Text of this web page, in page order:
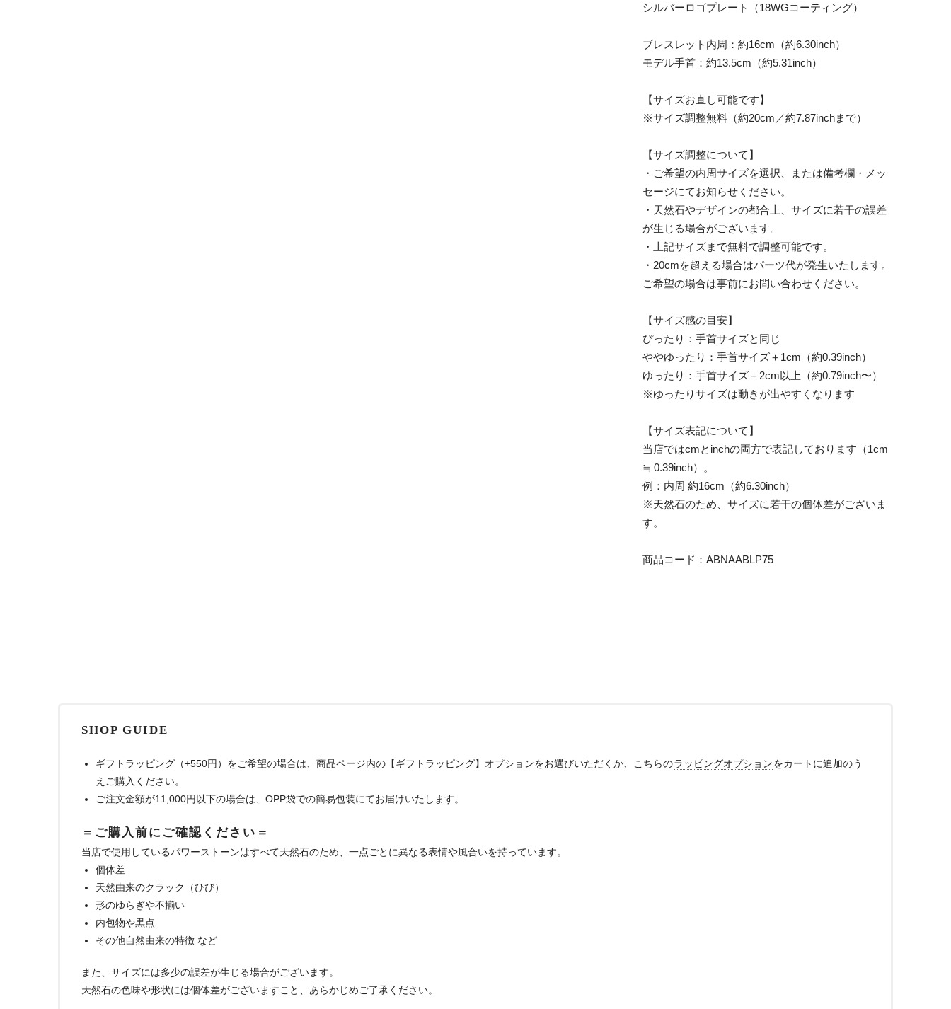
シルバーロゴプレート（18WGコーティング）
ブレスレット内周：約16cm（約6.30inch）
モデル手首：約13.5cm（約5.31inch）
【サイズお直し可能です】
※サイズ調整無料（約20cm／約7.87inchまで）
【サイズ調整について】
・ご希望の内周サイズを選択、または備考欄・メッ
セージにてお知らせください。
・天然石やデザインの都合上、サイズに若干の誤差
が生じる場合がございます。
・上記サイズまで無料で調整可能です。
・20cmを超える場合はパーツ代が発生いたします。
ご希望の場合は事前にお問い合わせください。
【サイズ感の目安】
ぴったり：手首サイズと同じ
ややゆったり：手首サイズ＋1cm（約0.39inch）
ゆったり：手首サイズ＋2cm以上（約0.79inch〜）
※ゆったりサイズは動きが出やすくなります
【サイズ表記について】
当店ではcmとinchの両方で表記しております（1cm
≒ 0.39inch）。
例：内周 約16cm（約6.30inch）
※天然石のため、サイズに若干の個体差がございま
す。
商品コード：ABNAABLP75
SHOP GUIDE
ギフトラッピング（+550円）をご希望の場合は、商品ページ内の【ギフトラッピング】オプションをお選びいただくか、こちらのラッピングオプションをカートに追加のう
えご購入ください。
ご注文金額が11,000円以下の場合は、OPP袋での簡易包装にてお届けいたします。
＝ご購入前にご確認ください＝
当店で使用しているパワーストーンはすべて天然石のため、一点ごとに異なる表情や風合いを持っています。
個体差
天然由来のクラック（ひび）
形のゆらぎや不揃い
内包物や黒点
その他自然由来の特徴 など
また、サイズには多少の誤差が生じる場合がございます。
天然石の色味や形状には個体差がございますこと、あらかじめご了承ください。